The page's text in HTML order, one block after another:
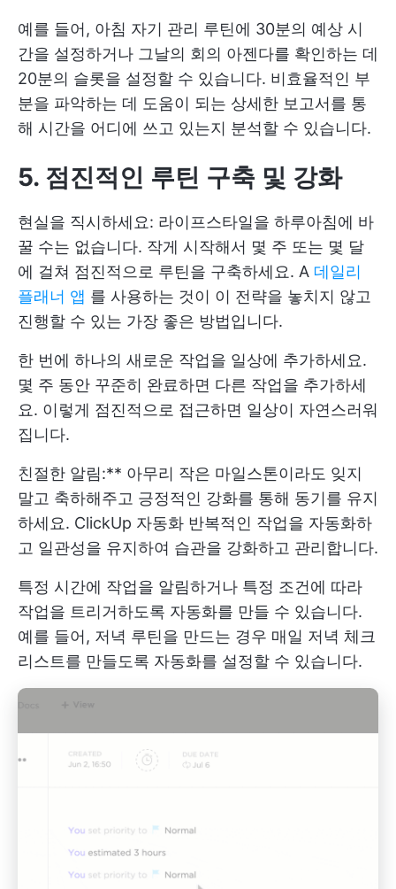
예를 들어, 아침 자기 관리 루틴에 30분의 예상 시
간을 설정하거나 그날의 회의 아젠다를 확인하는 데
20분의 슬롯을 설정할 수 있습니다. 비효율적인 부
분을 파악하는 데 도움이 되는 상세한 보고서를 통
해 시간을 어디에 쓰고 있는지 분석할 수 있습니다.
5. 점진적인 루틴 구축 및 강화
현실을 직시하세요: 라이프스타일을 하루아침에 바
꿀 수는 없습니다. 작게 시작해서 몇 주 또는 몇 달
에 걸쳐 점진적으로 루틴을 구축하세요. A 데일리
플래너 앱 를 사용하는 것이 이 전략을 놓치지 않고
진행할 수 있는 가장 좋은 방법입니다.
한 번에 하나의 새로운 작업을 일상에 추가하세요.
몇 주 동안 꾸준히 완료하면 다른 작업을 추가하세
요. 이렇게 점진적으로 접근하면 일상이 자연스러워
집니다.
친절한 알림:** 아무리 작은 마일스톤이라도 잊지
말고 축하해주고 긍정적인 강화를 통해 동기를 유지
하세요. ClickUp 자동화 반복적인 작업을 자동화하
고 일관성을 유지하여 습관을 강화하고 관리합니다.
특정 시간에 작업을 알림하거나 특정 조건에 따라
작업을 트리거하도록 자동화를 만들 수 있습니다.
예를 들어, 저녁 루틴을 만드는 경우 매일 저녁 체크
리스트를 만들도록 자동화를 설정할 수 있습니다.